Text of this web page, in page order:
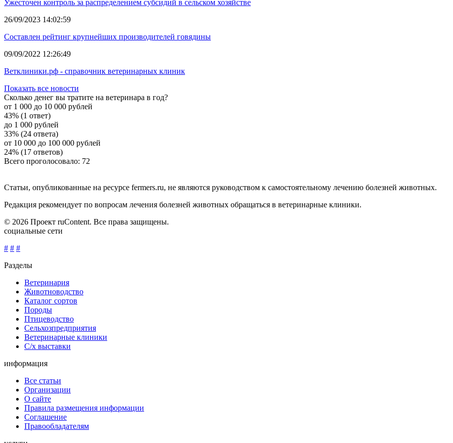
Ужесточен контроль за распределением субсидий в сельском хозяйстве
26/09/2023 14:02:59
Составлен рейтинг крупнейших производителей говядины
09/09/2022 12:26:49
Ветклиники.рф - справочник ветеринарных клиник
Показать все новости
Сколько денег вы тратите на ветеринара в год?
от 1 000 до 10 000 рублей
43% (1 ответ)
до 1 000 рублей
33% (24 ответа)
от 10 000 до 100 000 рублей
24% (17 ответов)
Всего проголосовало: 72
Статьи, опубликованные на ресурсе fermers.ru, не являются руководством к самостоятельному лечению болезней животных.
Редакция рекомендует по вопросам лечения болезней животных обращаться в ветеринарные клиники.
© 2026 Проект ruContent. Все права защищены.
социальные сети
# # #
Разделы
Ветеринария
Животноводство
Каталог сортов
Породы
Птицеводство
Сельхозпредприятия
Ветеринарные клиники
С/х выставки
информация
Все статьи
Организации
О сайте
Правила размещения информации
Соглашение
Правообладателям